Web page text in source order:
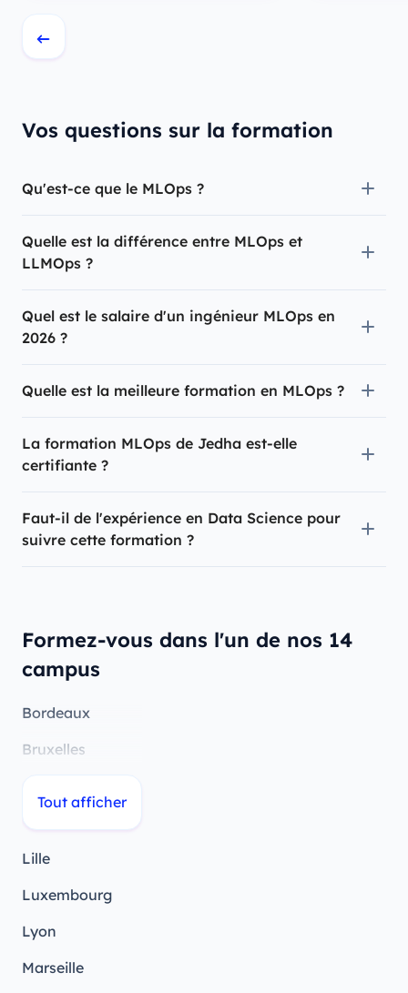
Vos questions sur la formation
Qu'est-ce que le MLOps ?
Quelle est la différence entre MLOps et
LLMOps ?
Quel est le salaire d'un ingénieur MLOps en
2026 ?
Quelle est la meilleure formation en MLOps ?
La formation MLOps de Jedha est-elle
certifiante ?
Faut-il de l'expérience en Data Science pour
suivre cette formation ?
Formez-vous dans l'un de nos 14
campus
Tout afficher
Bordeaux
Bruxelles
Lille
Luxembourg
Lyon
Marseille